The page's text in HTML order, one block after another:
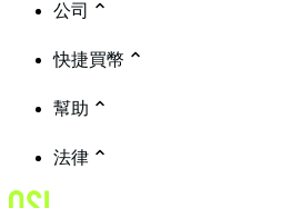
公司
快捷買幣
幫助
法律